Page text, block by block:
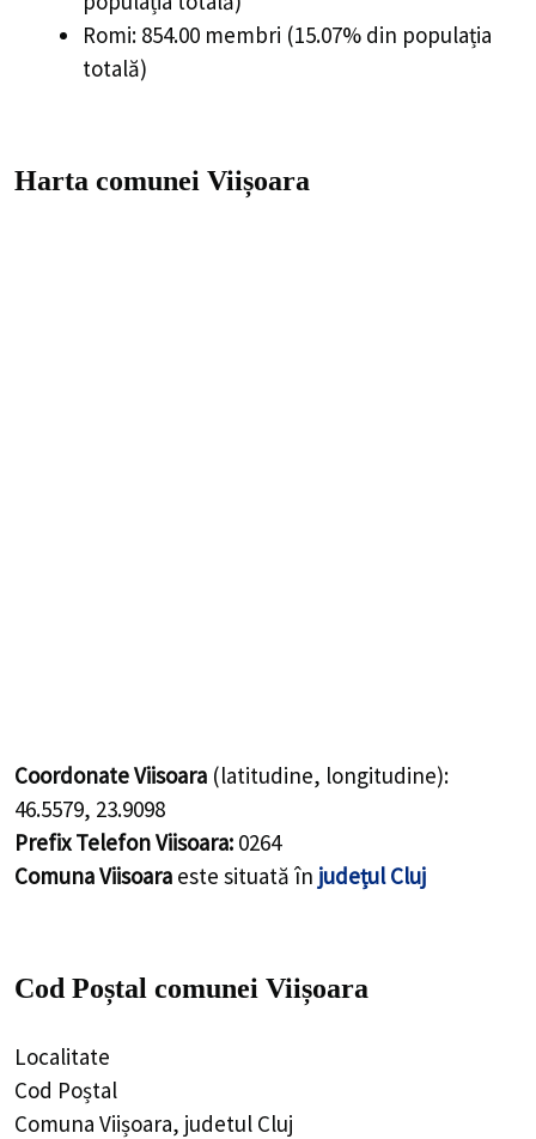
Romi: 854.00 membri (15.07% din populația
totală)
Harta comunei Viișoara
Coordonate Viisoara (latitudine, longitudine):
46.5579, 23.9098
Prefix Telefon Viisoara: 0264
Comuna Viisoara este situată în județul Cluj
Cod Poștal comunei Viișoara
Localitate
Cod Poștal
Comuna Viișoara, judetul Cluj